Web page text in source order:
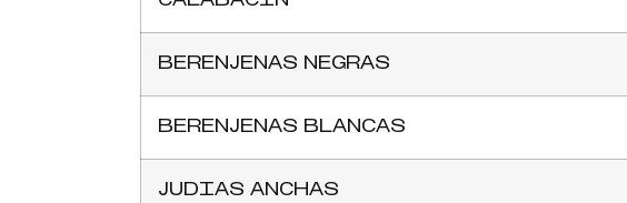
BERENJENAS NEGRAS
BERENJENAS BLANCAS
JUDIAS ANCHAS